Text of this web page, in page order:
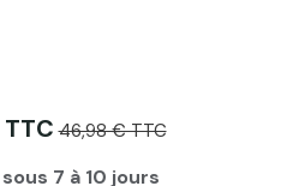
46,98 € TTC
7 à 10 jours